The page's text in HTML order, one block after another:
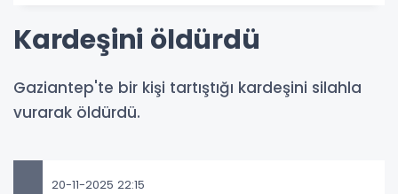
Kardeşini öldürdü
Gaziantep'te bir kişi tartıştığı kardeşini silahla
vurarak öldürdü.
20-11-2025 22:15